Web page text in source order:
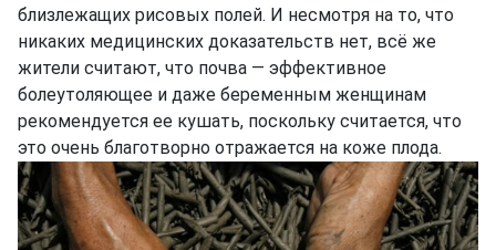
близлежащих рисовых полей. И несмотря на то, что
никаких медицинских доказательств нет, всё же
жители считают, что почва — эффективное
болеутоляющее и даже беременным женщинам
рекомендуется ее кушать, поскольку считается, что
это очень благотворно отражается на коже плода.